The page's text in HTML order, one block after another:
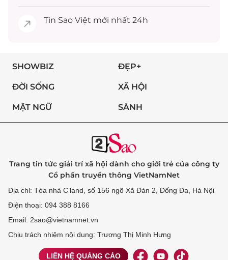
Tin Sao Việt mới nhất 24h
SHOWBIZ ĐẸP+
ĐỜI SỐNG XÃ HỘI
MẬT NGỮ SÀNH
Trang tin tức giải trí xã hội dành cho giới trẻ của công ty
Cổ phần truyền thông VietNamNet
Địa chỉ: Tòa nhà C’land, số 156 ngõ Xã Đàn 2, Đống Đa, Hà Nội
Điện thoại: 094 388 8166
Email: 2sao@vietnamnet.vn
Chịu trách nhiệm nội dung: Trương Thị Minh Hưng
LIÊN HỆ QUẢNG CÁO